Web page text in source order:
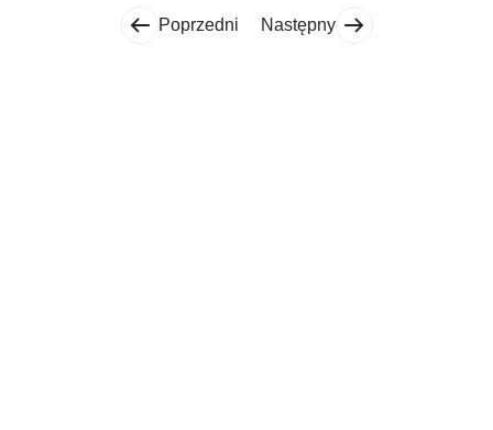
Poprzedni Następny